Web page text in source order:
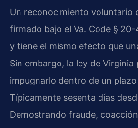
Un reconocimiento voluntario
firmado bajo el Va. Code § 20-
y tiene el mismo efecto que
Sin embargo, la ley de Virginia
impugnarlo dentro de un
Típicamente sesenta días
Demostrando fraude,